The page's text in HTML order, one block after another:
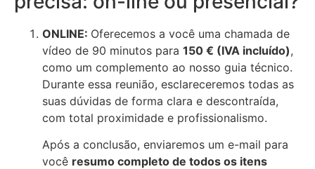
ONLINE: Oferecemos a você uma chamada de
vídeo de 90 minutos para 150 € (IVA incluído),
como um complemento ao nosso guia técnico.
Durante essa reunião, esclareceremos todas as
suas dúvidas de forma clara e descontraída,
com total proximidade e profissionalismo.
Após a conclusão, enviaremos um e-mail para
você resumo completo de todos os itens